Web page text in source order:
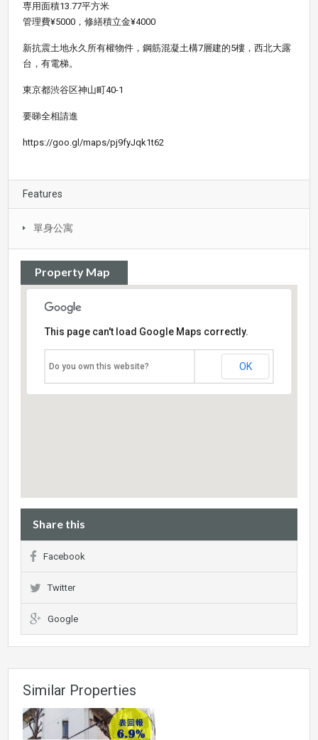
専用面積13.77平方米
管理費¥5000，修繕積立金¥4000
新抗震土地永久所有權物件，鋼筋混凝土構7層建的5樓，西北大露
台，有電梯。
東京都渋谷区神山町40-1
要睇全相請進
https://goo.gl/maps/pj9fyJqk1t62
Features
單身公寓
Property Map
This page can't load Google Maps correctly.
Do you own this website? OK
Share this
Facebook
Twitter
Google
Similar Properties